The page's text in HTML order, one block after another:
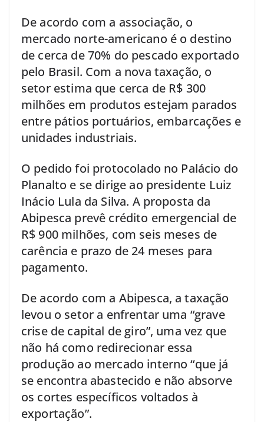
De acordo com a associação, o
mercado norte-americano é o destino
de cerca de 70% do pescado exportado
pelo Brasil. Com a nova taxação, o
setor estima que cerca de R$ 300
milhões em produtos estejam parados
entre pátios portuários, embarcações e
unidades industriais.
O pedido foi protocolado no Palácio do
Planalto e se dirige ao presidente Luiz
Inácio Lula da Silva. A proposta da
Abipesca prevê crédito emergencial de
R$ 900 milhões, com seis meses de
carência e prazo de 24 meses para
pagamento.
De acordo com a Abipesca, a taxação
levou o setor a enfrentar uma “grave
crise de capital de giro”, uma vez que
não há como redirecionar essa
produção ao mercado interno “que já
se encontra abastecido e não absorve
os cortes específicos voltados à
exportação”.